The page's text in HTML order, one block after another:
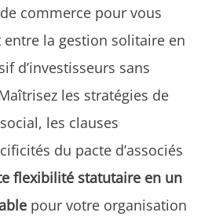
commerce pour vous
la gestion solitaire en
d’investisseurs sans
les stratégies de
les clauses
du pacte d’associés
flexibilité statutaire en un
pour votre organisation